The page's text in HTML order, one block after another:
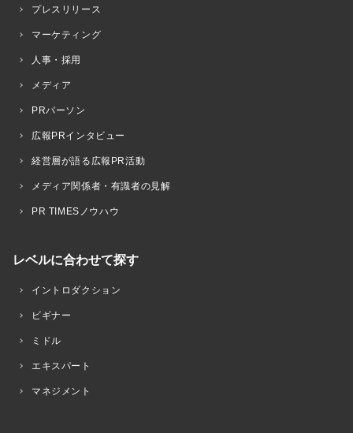
プレスリリース
マーケティング
人事・採用
メディア
PRパーソン
広報PRインタビュー
経営層が語る広報PR活動
メディア関係者・有識者の見解
PR TIMESノウハウ
レベルに合わせて探す
イントロダクション
ビギナー
ミドル
エキスパート
マネジメント